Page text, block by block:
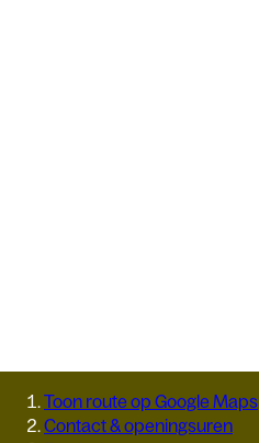
Toon route op Google Maps
Contact & openingsuren